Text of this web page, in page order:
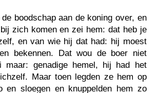
boodschap aan de koning over, en
zich komen en zei hem: dat heb je
en van wie hij dat had: hij moest
bekennen. Dat wou de boer niet
maar: genadige hemel, hij had het
Maar toen legden ze hem op
en sloegen en knuppelden hem zo